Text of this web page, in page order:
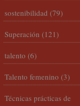
sostenibilidad (79)
Superación (121)
talento (6)
Talento femenino (3)
Técnicas prácticas de